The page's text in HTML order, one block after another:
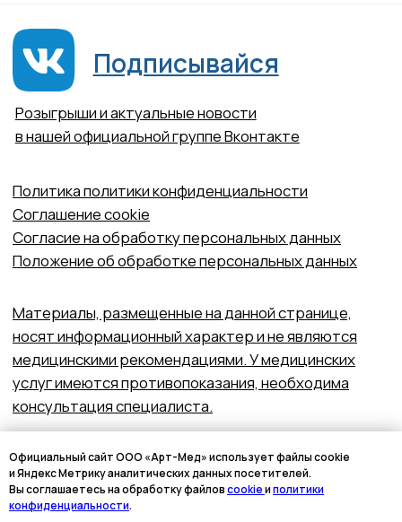
Официальный сайт ООО «Арт-Мед» использует файлы cookie
и Яндекс Метрику аналитических данных посетителей.
Вы соглашаетесь на обработку файловcookieиполитики
конфиденциальности.